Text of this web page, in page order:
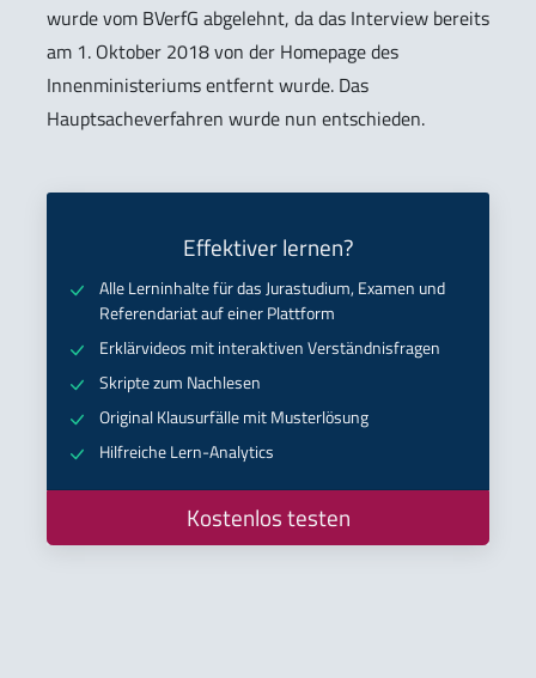
wurde vom BVerfG abgelehnt, da das Interview bereits
am 1. Oktober 2018 von der Homepage des
Innenministeriums entfernt wurde. Das
Hauptsacheverfahren wurde nun entschieden.
Effektiver lernen?
Alle Lerninhalte für das Jurastudium, Examen und
Referendariat auf einer Plattform
Erklärvideos mit interaktiven Verständnisfragen
Skripte zum Nachlesen
Original Klausurfälle mit Musterlösung
Hilfreiche Lern-Analytics
Kostenlos testen